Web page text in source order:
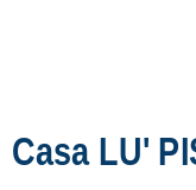
Casa LU'